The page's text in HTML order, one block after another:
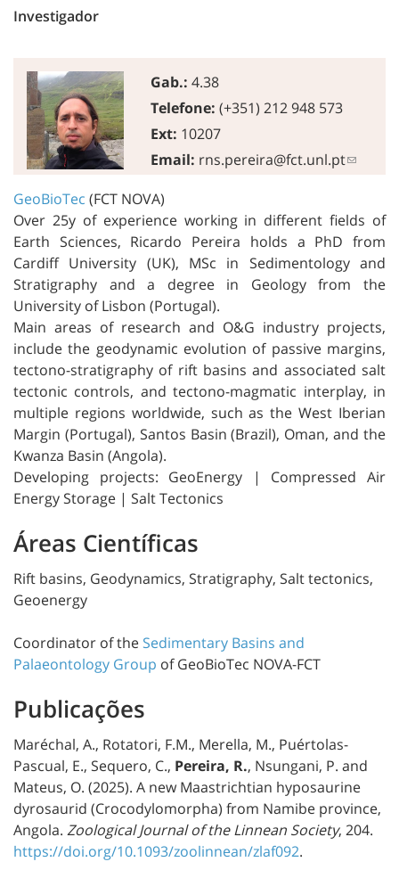
Investigador
Gab.: 4.38
Telefone: (+351) 212 948 573
Ext: 10207
Email: rns.pereira@fct.unl.pt
GeoBioTec (FCT NOVA)
Over 25y of experience working in different fields of
Earth Sciences, Ricardo Pereira holds a PhD from
Cardiff University (UK), MSc in Sedimentology and
Stratigraphy and a degree in Geology from the
University of Lisbon (Portugal).
Main areas of research and O&G industry projects,
include the geodynamic evolution of passive margins,
tectono-stratigraphy of rift basins and associated salt
tectonic controls, and tectono-magmatic interplay, in
multiple regions worldwide, such as the West Iberian
Margin (Portugal), Santos Basin (Brazil), Oman, and the
Kwanza Basin (Angola).
Developing projects: GeoEnergy | Compressed Air
Energy Storage | Salt Tectonics
Áreas Científicas
Rift basins, Geodynamics, Stratigraphy, Salt tectonics,
Geoenergy
Coordinator of the Sedimentary Basins and
Palaeontology Group of GeoBioTec NOVA-FCT
Publicações
Maréchal, A., Rotatori, F.M., Merella, M., Puértolas-
Pascual, E., Sequero, C., Pereira, R., Nsungani, P. and
Mateus, O. (2025). A new Maastrichtian hyposaurine
dyrosaurid (Crocodylomorpha) from Namibe province,
Angola. Zoological Journal of the Linnean Society, 204.
https://doi.org/10.1093/zoolinnean/zlaf092.